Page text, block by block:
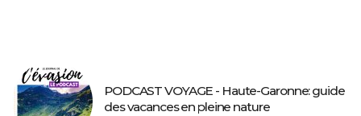
PODCAST VOYAGE - Haute-Garonne: guide
des vacances en pleine nature